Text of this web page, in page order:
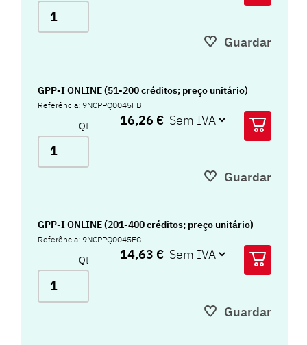
Guardar
GPP-I ONLINE (51-200 créditos; preço unitário)
Referência: 9NCPPQ0045FB
Qt 16,26 €
Guardar
GPP-I ONLINE (201-400 créditos; preço unitário)
Referência: 9NCPPQ0045FC
Qt 14,63 €
Guardar